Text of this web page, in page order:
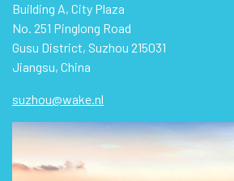
Building A, City Plaza
No. 251 Pinglong Road
Gusu District, Suzhou 215031
Jiangsu, China
suzhou@wake.nl